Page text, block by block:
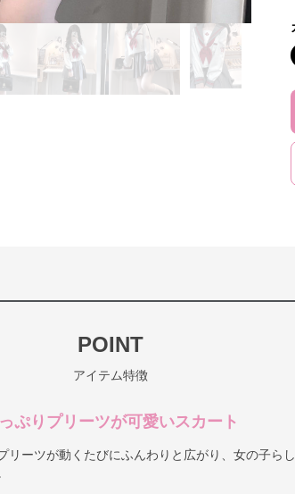
POINT
アイテム特徴
ぷりプリーツが可愛いスカート
リーツが動くたびにふんわりと広がり、女の子ら